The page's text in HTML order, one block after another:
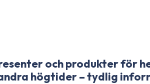
och produkter för
högtider – tydlig